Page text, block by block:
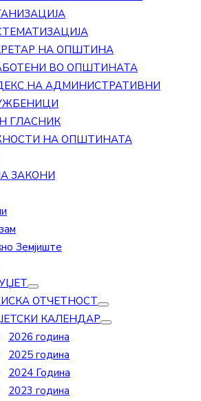
НА ОПШТИНА
ВО ОПШТИНАТА
НА АДМИНИСТРАТИВНИ
ГЛАСНИК
НА ОПШТИНАТА
ЗАКОНИ
Земјиште
ОТЧЕТНОСТ
КАЛЕНДАР
2026 година
2025 година
2024 Година
2023 година